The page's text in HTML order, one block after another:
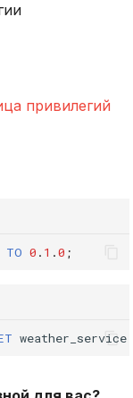
привилегий
TO 0 . 1 .0 ;
weather_service